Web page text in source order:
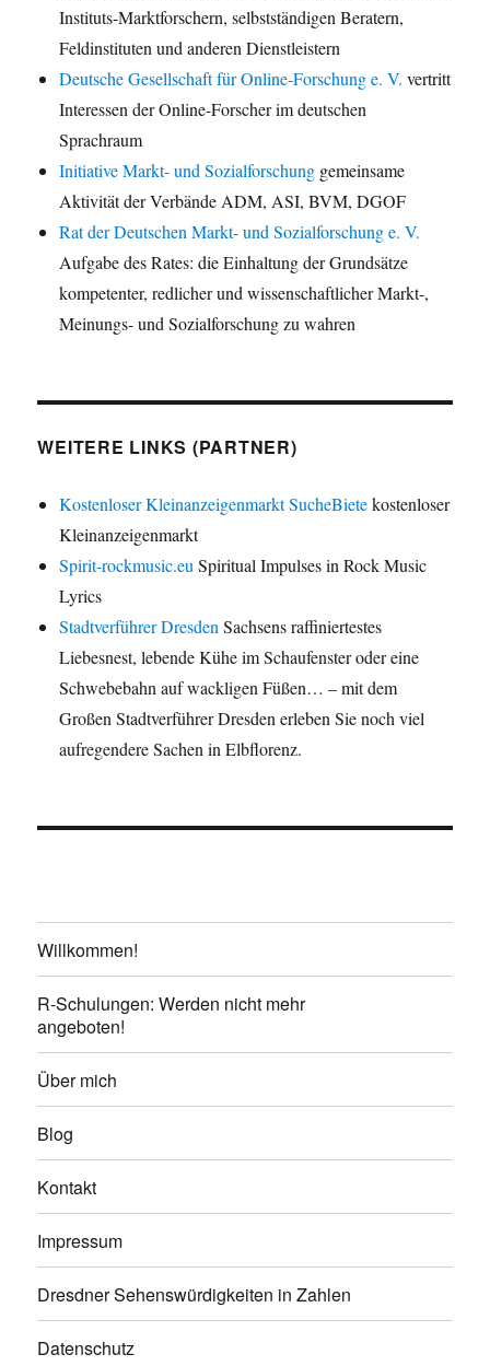
Instituts-Marktforschern, selbstständigen Beratern,
Feldinstituten und anderen Dienstleistern
Deutsche Gesellschaft für Online-Forschung e. V. vertritt
Interessen der Online-Forscher im deutschen
Sprachraum
Initiative Markt- und Sozialforschung gemeinsame
Aktivität der Verbände ADM, ASI, BVM, DGOF
Rat der Deutschen Markt- und Sozialforschung e. V.
Aufgabe des Rates: die Einhaltung der Grundsätze
kompetenter, redlicher und wissenschaftlicher Markt-,
Meinungs- und Sozialforschung zu wahren
WEITERE LINKS (PARTNER)
Kostenloser Kleinanzeigenmarkt SucheBietekostenloser
Kleinanzeigenmarkt
Spirit-rockmusic.eu Spiritual Impulses in Rock Music
Lyrics
Stadtverführer Dresden Sachsens raffiniertestes
Liebesnest, lebende Kühe im Schaufenster oder eine
Schwebebahn auf wackligen Füßen… – mit dem
Großen Stadtverführer Dresden erleben Sie noch viel
aufregendere Sachen in Elbflorenz.
Willkommen!
R-Schulungen: Werden nicht mehr
angeboten!
Über mich
Blog
Kontakt
Impressum
Dresdner Sehenswürdigkeiten in Zahlen
Datenschutz